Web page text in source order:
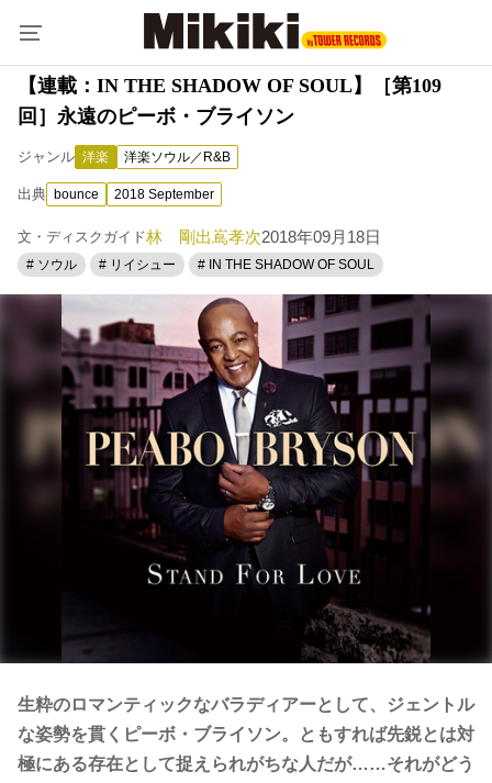
【連載：IN THE SHADOW OF SOUL】［第109
回］永遠のピーボ・ブライソン
ジャンル 洋楽 洋楽ソウル／R&B
出典 bounce 2018 September
文・ディスクガイド林 剛 出嶌孝次2018年09月18日
# ソウル # リイシュー # IN THE SHADOW OF SOUL
生粋のロマンティックなバラディアーとして、ジェントル
な姿勢を貫くピーボ・ブライソン。ともすれば先鋭とは対
極にある存在として捉えられがちな人だが……それがどう